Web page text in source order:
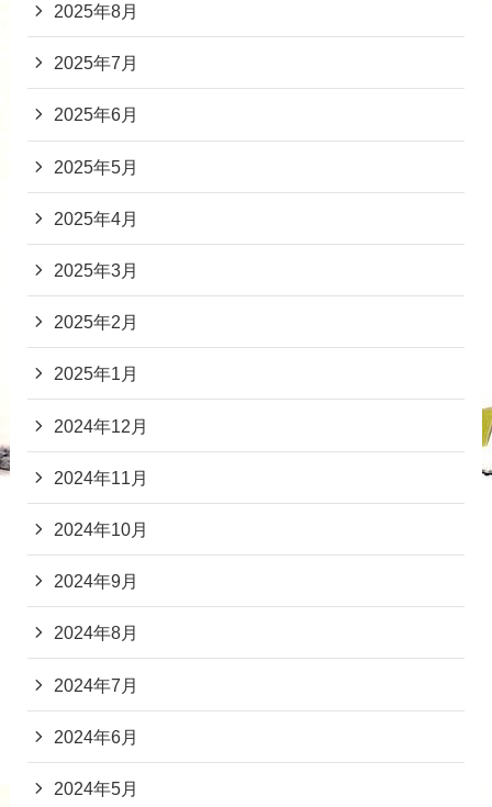
2025年8月
2025年7月
2025年6月
2025年5月
2025年4月
2025年3月
2025年2月
2025年1月
2024年12月
2024年11月
2024年10月
2024年9月
2024年8月
2024年7月
2024年6月
2024年5月